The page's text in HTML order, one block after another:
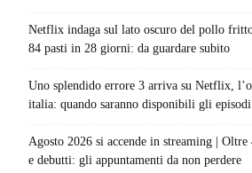
Netflix indaga sul lato oscuro del pollo
84 pasti in 28 giorni: da guardare subito
Uno splendido errore 3 arriva su Netflix,
italia: quando saranno disponibili gli episodi
Agosto 2026 si accende in streaming |
e debutti: gli appuntamenti da non perdere